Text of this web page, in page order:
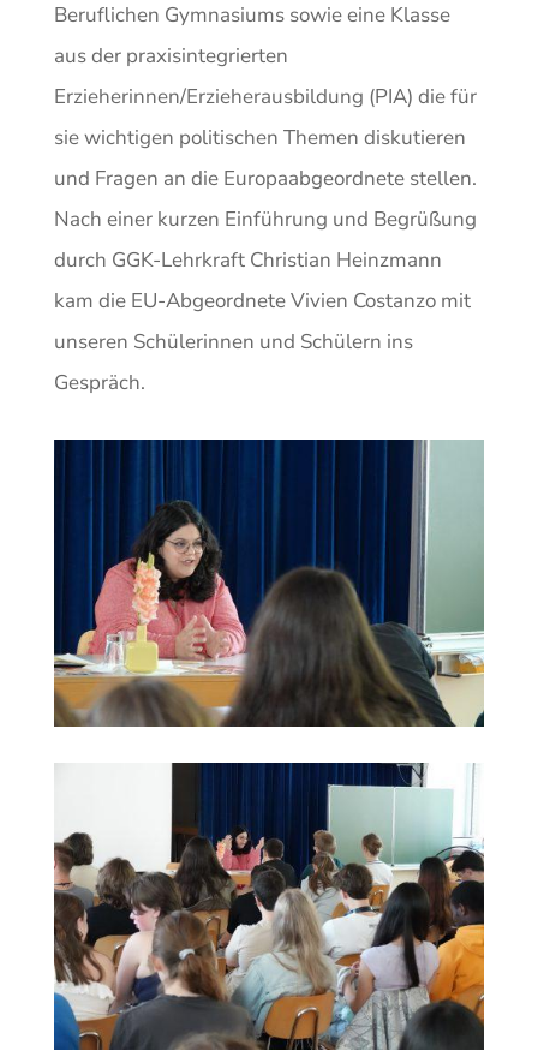
Beruflichen Gymnasiums sowie eine Klasse
aus der praxisintegrierten
Erzieherinnen/Erzieherausbildung (PIA) die für
sie wichtigen politischen Themen diskutieren
und Fragen an die Europaabgeordnete stellen.
Nach einer kurzen Einführung und Begrüßung
durch GGK-Lehrkraft Christian Heinzmann
kam die EU-Abgeordnete Vivien Costanzo mit
unseren Schülerinnen und Schülern ins
Gespräch.